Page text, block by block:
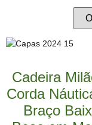
Cadeira
Corda
Braço